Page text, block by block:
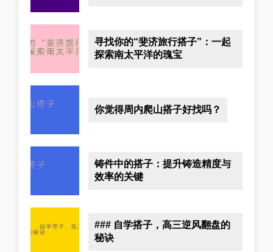
寻找你的“斐济旅行搭子”：一起
探索南太平洋的瑰宝
你觉得周内爬山搭子好找吗？
铸件中的搭子：提升铸造精度与
效率的关键
### 自学搭子，高三逆风翻盘的
秘诀